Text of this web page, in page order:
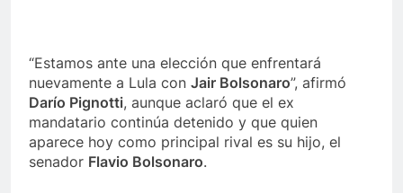
“Estamos ante una elección que enfrentará
nuevamente a Lula con Jair Bolsonaro”, afirmó
Darío Pignotti, aunque aclaró que el ex
mandatario continúa detenido y que quien
aparece hoy como principal rival es su hijo, el
senador Flavio Bolsonaro.